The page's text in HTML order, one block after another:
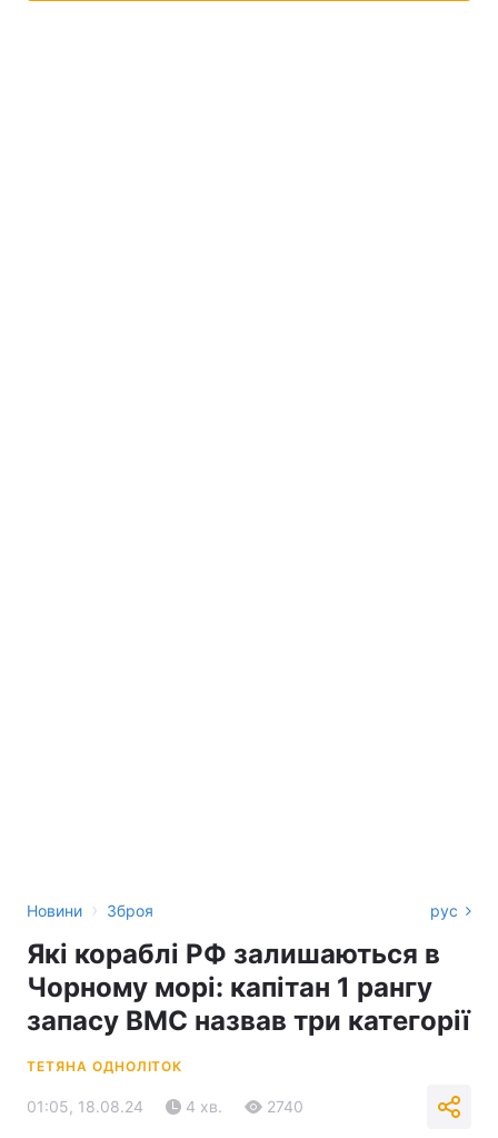
Новини › Зброя рус
Які кораблі РФ залишаються в
Чорному морі: капітан 1 рангу
запасу ВМС назвав три категорії
ТЕТЯНА ОДНОЛІТОК
01:05, 18.08.24 4 хв. 2740